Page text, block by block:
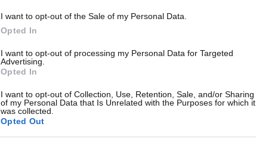
I want to opt-out of the Sale of my Personal Data.
Opted In
I want to opt-out of processing my Personal Data for Targeted
Advertising.
Opted In
I want to opt-out of Collection, Use, Retention, Sale, and/or Sharing
of my Personal Data that Is Unrelated with the Purposes for which it
was collected.
Opted Out